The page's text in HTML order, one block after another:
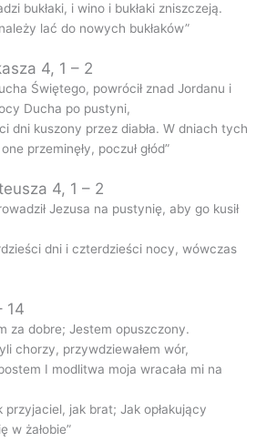
bukłaki, i wino i bukłaki zniszczeją.
lać do nowych bukłaków”
4, 1 – 2
Świętego, powrócił znad Jordanu i
Ducha po pustyni,
dni kuszony przez diabła. W dniach tych
przeminęły, poczuł głód”
4, 1 – 2
Jezusa na pustynię, aby go kusił
dni i czterdzieści nocy, wówczas
14
za dobre; Jestem opuszczony.
chorzy, przywdziewałem wór,
I modlitwa moja wracała mi na
przyjaciel, jak brat; Jak opłakujący
w żałobie”